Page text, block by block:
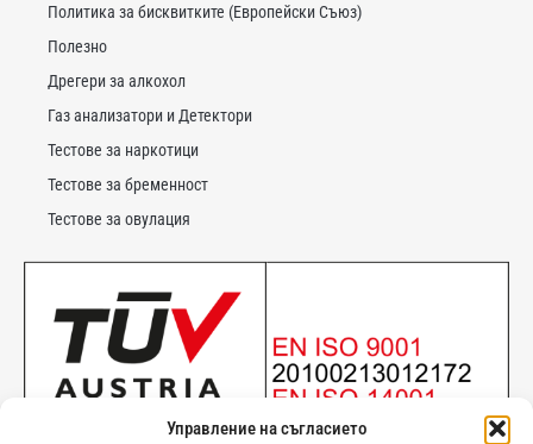
Управление на съгласието
Политика за бисквитките (Европейски Съюз)
Полезно
Дрегери за алкохол
Газ анализатори и Детектори
Тестове за наркотици
Тестове за бременност
Тестове за овулация